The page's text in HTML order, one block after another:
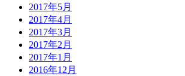
2017年5月
2017年4月
2017年3月
2017年2月
2017年1月
2016年12月